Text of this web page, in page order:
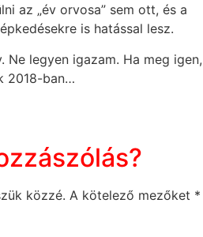
az „év orvosa” sem ott, és a
is hatással lesz.
Ne legyen igazam. Ha meg igen,
2018-ban…
közzé. A kötelező mezőket *